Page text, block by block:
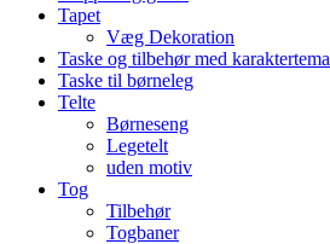
Tapet
Væg Dekoration
Taske og tilbehør med karaktertema
Taske til børneleg
Telte
Børneseng
Legetelt
uden motiv
Tog
Tilbehør
Togbaner